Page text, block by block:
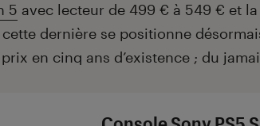
5 avec lecteur de 499 € à 549 € et
dernière se positionne
en cinq ans d’existence ; du